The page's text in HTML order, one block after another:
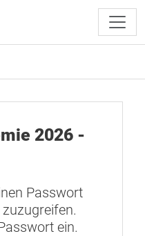
2026 -
Passwort
ein.